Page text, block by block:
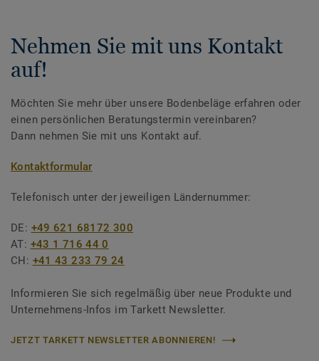
Nehmen Sie mit uns Kontakt
auf!
Möchten Sie mehr über unsere Bodenbeläge erfahren oder
einen persönlichen Beratungstermin vereinbaren?
Dann nehmen Sie mit uns Kontakt auf.
Kontaktformular
Telefonisch unter der jeweiligen Ländernummer:
DE: +49 621 68172 300
AT: +43 1 716 44 0
CH: +41 43 233 79 24
Informieren Sie sich regelmäßig über neue Produkte und
Unternehmens-Infos im Tarkett Newsletter.
JETZT TARKETT NEWSLETTER ABONNIEREN!